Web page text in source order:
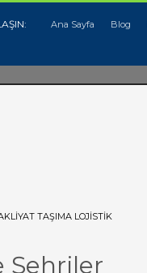
Ana Sayfa Blog
TAŞIMA LOJISTIK
Şehriler